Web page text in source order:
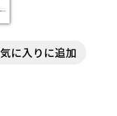
に入りに追加